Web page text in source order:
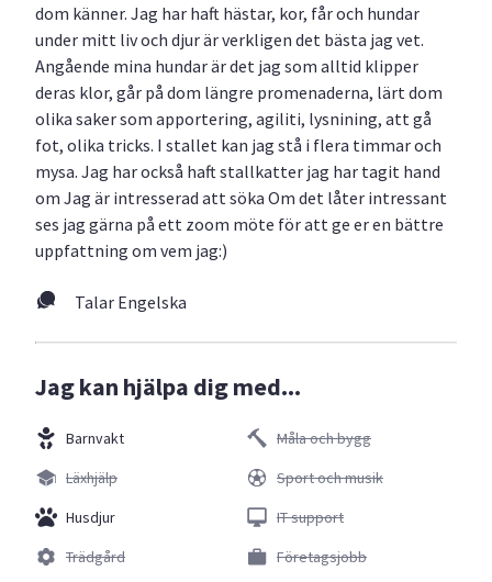
dom känner. Jag har haft hästar, kor, får och hundar
under mitt liv och djur är verkligen det bästa jag vet.
Angående mina hundar är det jag som alltid klipper
deras klor, går på dom längre promenaderna, lärt dom
olika saker som apportering, agiliti, lysnining, att gå
fot, olika tricks. I stallet kan jag stå i flera timmar och
mysa. Jag har också haft stallkatter jag har tagit hand
om Jag är intresserad att söka Om det låter intressant
ses jag gärna på ett zoom möte för att ge er en bättre
uppfattning om vem jag:)
Talar Engelska
Jag kan hjälpa dig med...
Barnvakt
Läxhjälp
Husdjur
Trädgård
Måla och bygg
Sport och musik
IT support
Företagsjobb